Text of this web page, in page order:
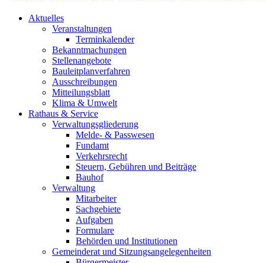
Aktuelles
Veranstaltungen
Terminkalender
Bekanntmachungen
Stellenangebote
Bauleitplanverfahren
Ausschreibungen
Mitteilungsblatt
Klima & Umwelt
Rathaus & Service
Verwaltungsgliederung
Melde- & Passwesen
Fundamt
Verkehrsrecht
Steuern, Gebühren und Beiträge
Bauhof
Verwaltung
Mitarbeiter
Sachgebiete
Aufgaben
Formulare
Behörden und Institutionen
Gemeinderat und Sitzungsangelegenheiten